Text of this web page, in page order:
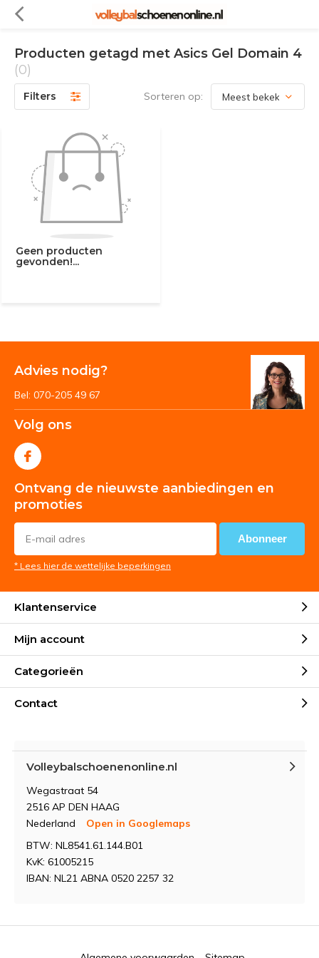
Producten getagd met Asics Gel Domain 4
(0)
Filters Sorteren op:
Geen producten
gevonden!...
Advies nodig?
Bel: 070-205 49 67
Volg ons
Ontvang de nieuwste aanbiedingen en
promoties
Abonneer
* Lees hier de wettelijke beperkingen
Klantenservice
Mijn account
Categorieën
Contact
Volleybalschoenenonline.nl
Wegastraat 54
2516 AP DEN HAAG
Nederland
Open in Googlemaps
BTW: NL8541.61.144.B01
KvK: 61005215
IBAN: NL21 ABNA 0520 2257 32